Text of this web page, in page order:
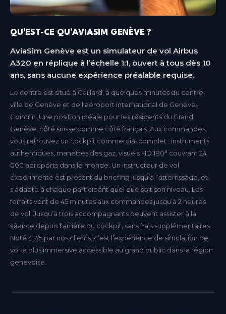
QU'EST-CE QU'AVIASIM GENÈVE ?
AviaSim Genève est un simulateur de vol Airbus
A320 en réplique à l’échelle 1:1, ouvert à tous dès 10
ans, sans aucune expérience préalable requise.
Le centre est situé à Gaillard, à quelques minutes du centre-
ville de Genève et de l’aéroport international de Genève-
Cointrin. Une position idéale pour les résidents du Grand
Genève, côté suisse comme côté français. Aux commandes,
vous retrouvez un cockpit commercial complet : instruments
authentiques, manettes des gaz, visuels HD 180° couvrant 24
000 aéroports dans le monde. Un instructeur de vol
expérimenté est présent du briefing jusqu’à l’atterrissage, et
s’adapte à chaque participant quel que soit son niveau. Les
forfaits vont de 45 minutes aux commandes jusqu’à 2 heures
de vol. Jusqu’à trois accompagnants peuvent assister à la
séance depuis l’arrière du cockpit, sans frais supplémentaires.
Noté 4,7/5 par nos clients, c’est l’expérience de simulation de
vol la plus immersive accessible au grand public dans la région
genevoise.